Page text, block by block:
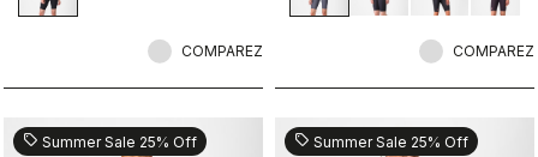
COMPAREZ COMPAREZ
sell Summer Sale 25% Off sell Summer Sale 25% Off